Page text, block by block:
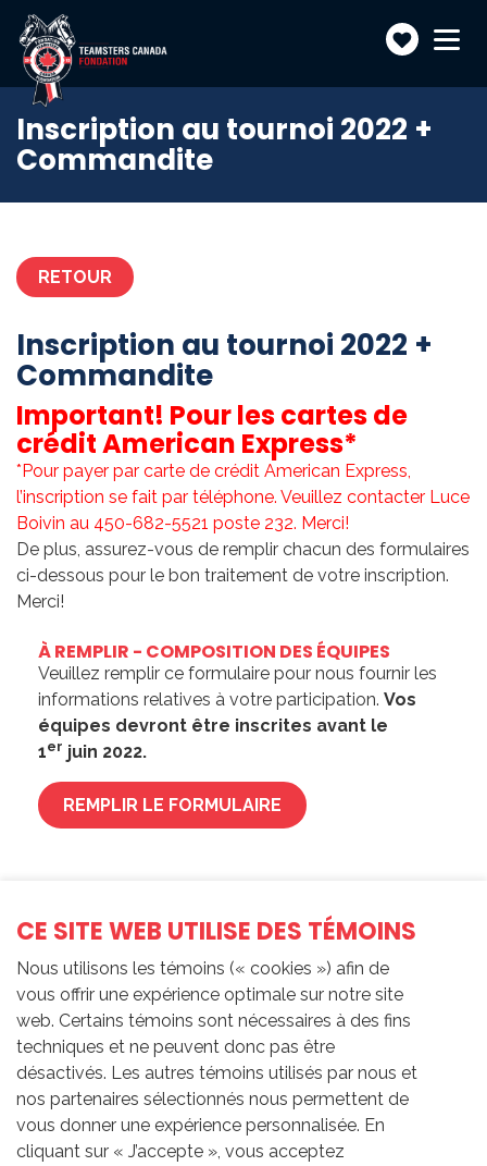
Faire
un
Toggle
Inscription au tournoi 2022 +
Commandite
RETOUR
Inscription au tournoi 2022 +
Commandite
Important! Pour les cartes de
crédit American Express*
*Pour payer par carte de crédit American Express,
l’inscription se fait par téléphone. Veuillez contacter Luce
Boivin au 450-682-5521 poste 232. Merci!
De plus, assurez-vous de remplir chacun des formulaires
ci-dessous pour le bon traitement de votre inscription.
Merci!
À REMPLIR - COMPOSITION DES ÉQUIPES
Veuillez remplir ce formulaire pour nous fournir les
informations relatives à votre participation. Vos
équipes devront être inscrites avant le
1er juin 2022.
REMPLIR LE FORMULAIRE
Veuillez nous informer de toute d'allergie ou
restriction alimentaire en remplissant ce formulaire.
REMPLIR LE FORMULAIRE
L'achat d'une participation au tounoi de golf, vient
avec une commandite de 1000$ qui vous offrent
CE SITE WEB UTILISE DES TÉMOINS
Nous utilisons les témoins (« cookies ») afin de
vous offrir une expérience optimale sur notre site
web. Certains témoins sont nécessaires à des fins
techniques et ne peuvent donc pas être
désactivés. Les autres témoins utilisés par nous et
nos partenaires sélectionnés nous permettent de
vous donner une expérience personnalisée. En
cliquant sur « J’accepte », vous acceptez